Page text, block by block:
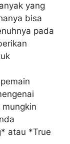
yang
bisa
pada
atau *True